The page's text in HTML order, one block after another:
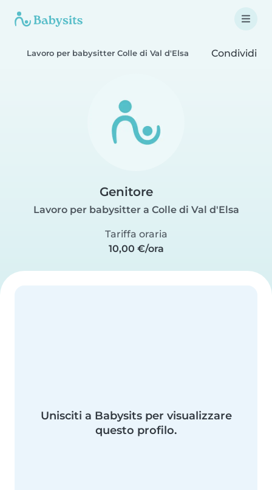
Lavoro per babysitter Colle di Val d'Elsa Condividi
Genitore
Lavoro per babysitter a Colle di Val d'Elsa
Tariffa oraria
10,00 €/ora
Unisciti a Babysits per visualizzare
questo profilo.